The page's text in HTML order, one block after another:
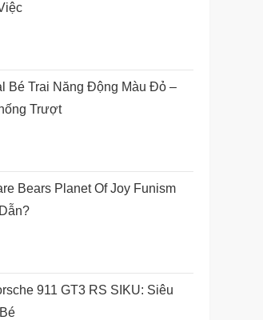
Bé Trai Năng Động Màu Đỏ –
Trượt
Bears Planet Of Joy Funism
911 GT3 RS SIKU: Siêu